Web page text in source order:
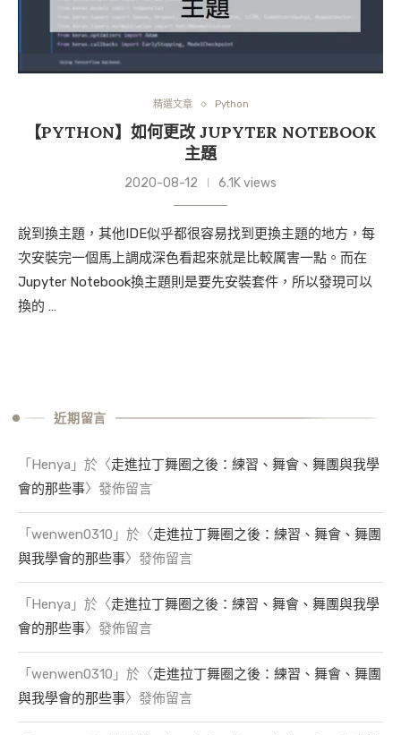
精選文章 Python
【PYTHON】如何更改 JUPYTER NOTEBOOK
主題
2020-08-12 6.1K views
說到換主題，其他IDE似乎都很容易找到更換主題的地方，每
次安裝完一個馬上調成深色看起來就是比較厲害一點。而在
Jupyter Notebook換主題則是要先安裝套件，所以發現可以
換的 …
近期留言
「 Henya 」於〈走進拉丁舞圈之後：練習、舞會、舞團與我學
會的那些事〉發佈留言
「 wenwen0310 」於〈走進拉丁舞圈之後：練習、舞會、舞團
與我學會的那些事〉發佈留言
「 Henya 」於〈走進拉丁舞圈之後：練習、舞會、舞團與我學
會的那些事〉發佈留言
「 wenwen0310 」於〈走進拉丁舞圈之後：練習、舞會、舞團
與我學會的那些事〉發佈留言